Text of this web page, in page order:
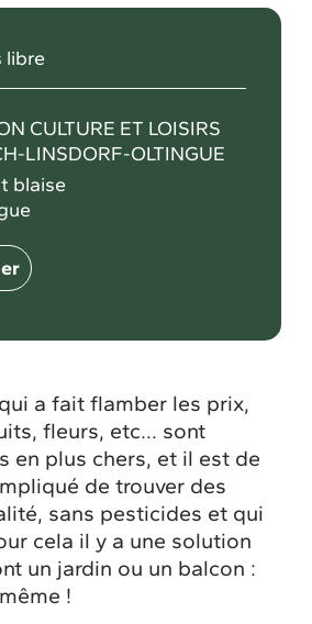
libre
CULTURE ET LOISIRS
LINSDORF-OLTINGUE
blaise
a fait flamber les prix,
fleurs, etc… sont
en plus chers, et il est de
de trouver des
sans pesticides et qui
cela il y a une solution
un jardin ou un balcon :
!